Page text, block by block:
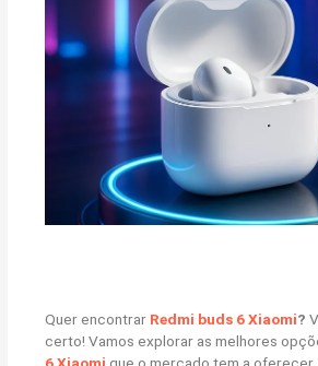
Quer encontrar Redmi buds 6 Xiaomi?
certo! Vamos explorar as melhores